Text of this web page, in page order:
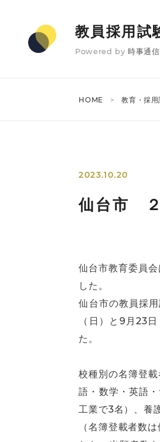
教員採用試
Powered by 時事通
HOME 教育・採
2023.10.20
仙台市 ２
仙台市教育委員
した。
仙台市の教員採
（日）と9月23
た。
校種別の名簿登
語・数学・英語
工業で3名）、養
（名簿登載者数